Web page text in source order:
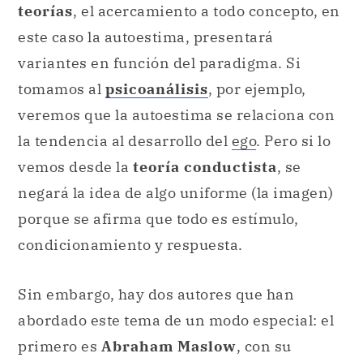
teorías, el acercamiento a todo concepto, en
este caso la autoestima, presentará
variantes en función del paradigma. Si
tomamos al psicoanálisis, por ejemplo,
veremos que la autoestima se relaciona con
la tendencia al desarrollo del ego. Pero si lo
vemos desde la teoría conductista, se
negará la idea de algo uniforme (la imagen)
porque se afirma que todo es estímulo,
condicionamiento y respuesta.
Sin embargo, hay dos autores que han
abordado este tema de un modo especial: el
primero es Abraham Maslow, con su